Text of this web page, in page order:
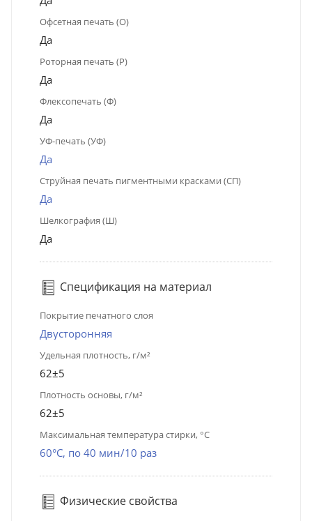
Офсетная печать (О)
Да
Роторная печать (Р)
Да
Флексопечать (Ф)
Да
УФ-печать (УФ)
Да
Струйная печать пигментными красками (СП)
Да
Шелкография (Ш)
Да
Спецификация на материал
Покрытие печатного слоя
Двусторонняя
Удельная плотность, г/м²
62±5
Плотность основы, г/м²
62±5
Максимальная температура стирки, °C
60°C, по 40 мин/10 раз
Физические свойства